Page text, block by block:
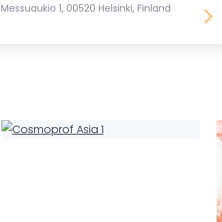
Messuaukio 1, 00520 Helsinki, Finland